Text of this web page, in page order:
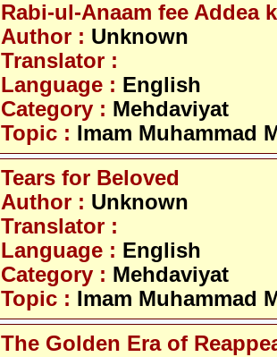
Rabi-ul-Anaam fee Addea
Author : Unknown
Translator :
Language : English
Category : Mehdaviyat
Topic : Imam Muhammad
Tears for Beloved
Author : Unknown
Translator :
Language : English
Category : Mehdaviyat
Topic : Imam Muhammad
The Golden Era of